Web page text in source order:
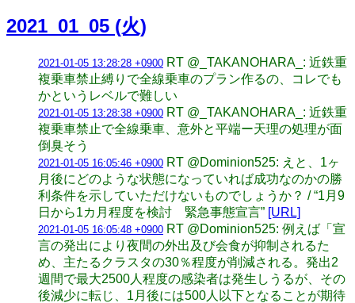
2021_01_05 (火)
2021-01-05 13:28:28 +0900 RT @_TAKANOHARA_: 近鉄重
複乗車禁止縛りで全線乗車のプラン作るの、コレでも
かというレベルで難しい
2021-01-05 13:28:38 +0900 RT @_TAKANOHARA_: 近鉄重
複乗車禁止で全線乗車、意外と平端ー天理の処理が面
倒臭そう
2021-01-05 16:05:46 +0900 RT @Dominion525: えと、1ヶ
月後にどのような状態になっていれば成功なのかの勝
利条件を示していただけないものでしょうか？ / “1月9
日から1カ月程度を検討 緊急事態宣言” [URL]
2021-01-05 16:05:48 +0900 RT @Dominion525: 例えば「宣
言の発出により夜間の外出及び会食が抑制されるた
め、主たるクラスタの30％程度が削減される。発出2
週間で最大2500人程度の感染者は発生しうるが、その
後減少に転じ、1月後には500人以下となることが期待